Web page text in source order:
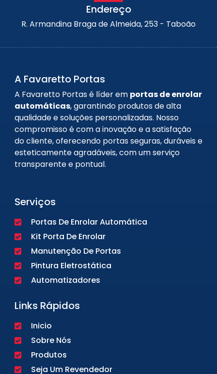
Endereço
R. Armandina Braga de Almeida, 253 - Taboão
A Favaretto Portas
A Favaretto Portas é líder em portas de enrolar
automáticas, garantindo produtos de alta
qualidade e soluções personalizadas. Nosso
compromisso é com a inovação e a satisfação
do cliente, oferecendo portas seguras, duráveis e
esteticamente agradáveis, com um serviço
transparente e pontual.
Serviços
Portas De Enrolar Automática
Kit Porta De Enrolar
Manutenção De Portas
Pintura Eletrostática
Automatizadores
Links Rápidos
Inicio
Sobre Nós
Produtos
Seja Um Revendedor